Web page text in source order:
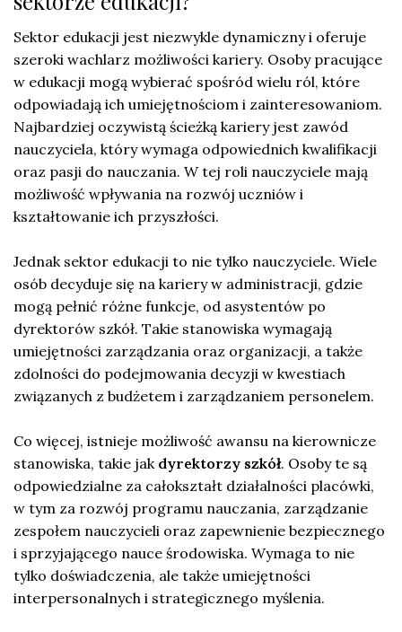
Sektor edukacji jest niezwykle dynamiczny i oferuje
szeroki wachlarz możliwości kariery. Osoby pracujące
w edukacji mogą wybierać spośród wielu ról, które
odpowiadają ich umiejętnościom i zainteresowaniom.
Najbardziej oczywistą ścieżką kariery jest zawód
nauczyciela, który wymaga odpowiednich kwalifikacji
oraz pasji do nauczania. W tej roli nauczyciele mają
możliwość wpływania na rozwój uczniów i
kształtowanie ich przyszłości.
Jednak sektor edukacji to nie tylko nauczyciele. Wiele
osób decyduje się na kariery w administracji, gdzie
mogą pełnić różne funkcje, od asystentów po
dyrektorów szkół. Takie stanowiska wymagają
umiejętności zarządzania oraz organizacji, a także
zdolności do podejmowania decyzji w kwestiach
związanych z budżetem i zarządzaniem personelem.
Co więcej, istnieje możliwość awansu na kierownicze
stanowiska, takie jak dyrektorzy szkół. Osoby te są
odpowiedzialne za całokształt działalności placówki,
w tym za rozwój programu nauczania, zarządzanie
zespołem nauczycieli oraz zapewnienie bezpiecznego
i sprzyjającego nauce środowiska. Wymaga to nie
tylko doświadczenia, ale także umiejętności
interpersonalnych i strategicznego myślenia.